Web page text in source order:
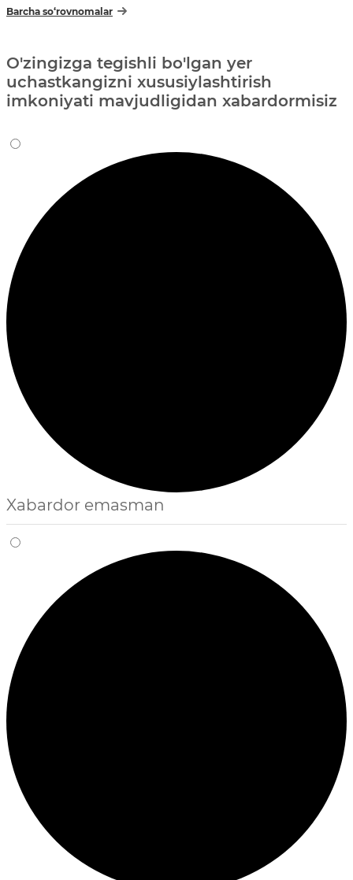
Barcha so‘rovnomalar
O'zingizga tegishli bo'lgan yer
uchastkangizni xususiylashtirish
imkoniyati mavjudligidan xabardormisiz
Xabardor emasman